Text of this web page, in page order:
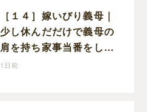
［１４］嫁いびり義母｜
少し休んだだけで義母の
肩を持ち家事当番をしな
かったと責める夫
1日前